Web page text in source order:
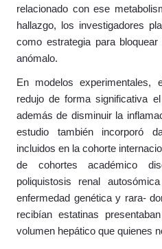
relacionado con ese
hallazgo, los investigadores
como estrategia para
anómalo.
En modelos experimentales,
redujo de forma significativa
además de disminuir la
estudio también incorporó
incluidos en la cohorte
de cohortes académico
poliquistosis renal
enfermedad genética y rara-
recibían estatinas
volumen hepático que quienes